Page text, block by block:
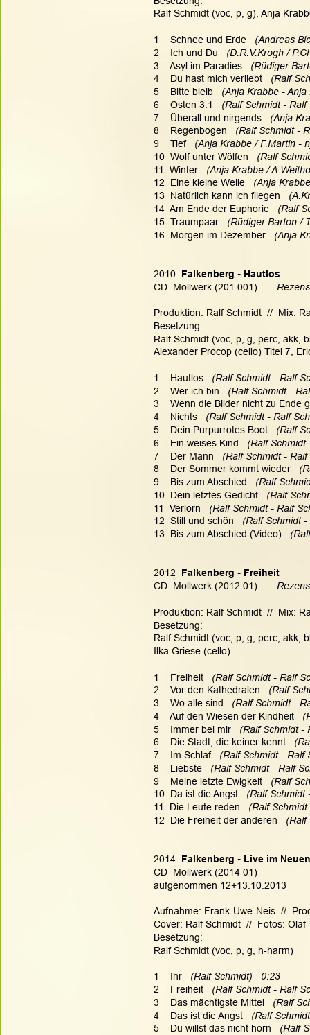
Ralf Schmidt (voc, p, g), Anja
1    Schnee und Erde (Andreas
2    Ich und Du (D.R.V.Krogh /
3    Asyl im Paradies
(Rüdiger
4    Du hast mich verliebt (Ralf
5    Bitte bleib
(Anja Krabbe -
6    Osten 3.1
(Ralf Schmidt -
7    Überall und nirgends (Anja
8    Regenbogen (Ralf Schmidt -
9    Tief
(Anja Krabbe / F.Martin -
10  Wolf unter Wölfen (Ralf
11  Winter (Anja Krabbe /
12  Eine kleine Weile
(Anja
13  Natürlich kann ich fliegen
14  Am Ende der Euphorie
(Ralf
15  Traumpaar (Rüdiger Barton /
16  Morgen im Dezember
(Anja
2010
  Falkenberg - Hautlos
CD  Mollwerk (201 001)
Produktion: Ralf Schmidt  //  Mix:
Besetzung:
Ralf Schmidt (voc, p, g, perc, akk,
Alexander Procop (cello) Titel 7,
1    Hautlos
(Ralf Schmidt - Ralf
2    Wer ich bin (Ralf Schmidt -
3    Wenn die Bilder nicht zu
4    Nichts (Ralf Schmidt - Ralf
5    Dein Purpurrotes Boot (Ralf
6    Ein weises Kind
(Ralf
7    Der Mann
(Ralf Schmidt -
8    Der Sommer kommt wieder
9    Bis zum Abschied (Ralf
10  Dein letztes Gedicht (Ralf
11  Verlorn (Ralf Schmidt - Ralf
12  Still und schön (Ralf Schmidt
13  Bis zum Abschied (Video)
2012
  Falkenberg - Freiheit
CD  Mollwerk (2012 01)
Produktion: Ralf Schmidt  //  Mix:
Besetzung:
Ralf Schmidt (voc, p, g, perc, akk,
Ilka Griese (cello)
1    Freiheit
(Ralf Schmidt - Ralf
2    Vor den Kathedralen (Ralf
3    Wo alle sind
(Ralf Schmidt -
4    Auf den Wiesen der Kindheit
5    Immer bei mir (Ralf Schmidt -
6    Die Stadt, die keiner kennt
7    Im Schlaf (Ralf Schmidt - Ralf
8    Liebste
(Ralf Schmidt - Ralf
9    Meine letzte Ewigkeit (Ralf
10  Da ist die Angst (Ralf Schmidt
11  Die Leute reden
(Ralf
12  Die Freiheit der anderen (Ralf
2014 Falkenberg - Live im
CD  Mollwerk (2014 01)
aufgenommen 12+13.10.2013
Aufnahme: Frank-Uwe-Neis  //
Cover: Ralf Schmidt  //  Fotos: Olaf
Besetzung:
Ralf Schmidt (voc, p, g, h-harm)
1    Ihr (Ralf Schmidt)   0:23
2    Freiheit
(Ralf Schmidt - Ralf
3    Das mächtigste Mittel
(Ralf
4    Das ist die Angst
(Ralf
5    Du willst das nicht hörn (Ralf